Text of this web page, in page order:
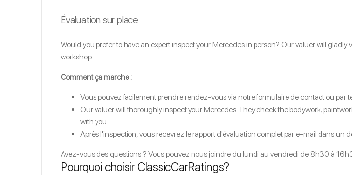
Évaluation sur place
Would you prefer to have an expert inspect your Mercedes in person? Our valuer will
workshop.
Comment ça marche :
Vous pouvez facilement prendre rendez-vous via notre formulaire de contact ou par
Our valuer will thoroughly inspect your Mercedes. They check the bodywork,
with you.
Après l'inspection, vous recevrez le rapport d'évaluation complet par e-mail dans un
Avez-vous des questions ? Vous pouvez nous joindre du lundi au vendredi de 8h30 à
Pourquoi choisir ClassicCarRatings?